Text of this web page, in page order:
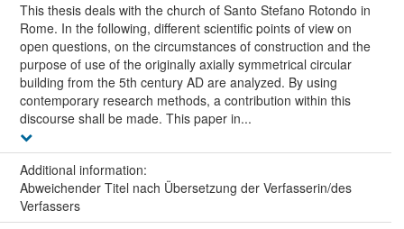
This thesis deals with the church of Santo Stefano Rotondo in
Rome. In the following, different scientific points of view on
open questions, on the circumstances of construction and the
purpose of use of the originally axially symmetrical circular
building from the 5th century AD are analyzed. By using
contemporary research methods, a contribution within this
discourse shall be made. This paper in...
Additional information:
Abweichender Titel nach Übersetzung der Verfasserin/des
Verfassers